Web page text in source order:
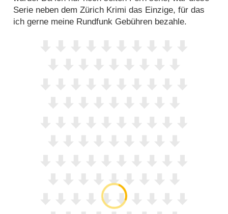
Serie neben dem Zürich Krimi das Einzige, für das
ich gerne meine Rundfunk Gebühren bezahle.